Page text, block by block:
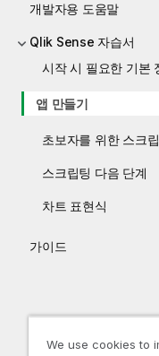
개발자용 도움말
Qlik Sense 자습서
시작 시 필요한 기본
앱 만들기
초보자를 위한 스크
스크립팅 다음 단계
차트 표현식
가이드
We use cookies to